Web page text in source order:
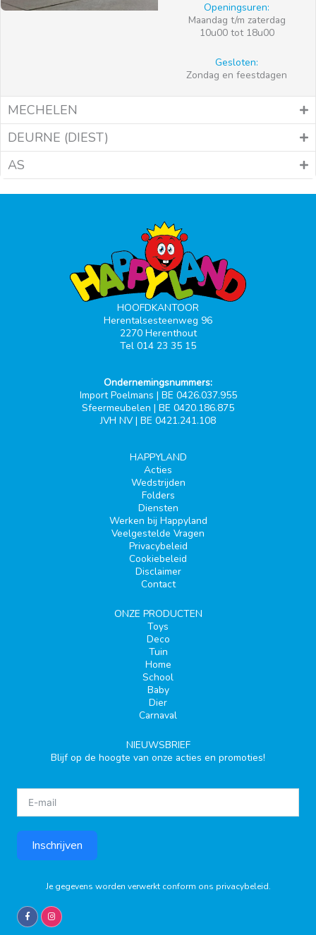
Openingsuren:
Maandag t/m zaterdag
10u00 tot 18u00
Gesloten:
Zondag en feestdagen
MECHELEN
DEURNE (DIEST)
AS
HOOFDKANTOOR
Herentalsesteenweg 96
2270 Herenthout
Tel 014 23 35 15
Ondernemingsnummers:
Import Poelmans | BE 0426.037.955
Sfeermeubelen | BE 0420.186.875
JVH NV | BE 0421.241.108
HAPPYLAND
Acties
Wedstrijden
Folders
Diensten
Werken bij Happyland
Veelgestelde Vragen
Privacybeleid
Cookiebeleid
Disclaimer
Contact
ONZE PRODUCTEN
Toys
Deco
Tuin
Home
School
Baby
Dier
Carnaval
NIEUWSBRIEF
Blijf op de hoogte van onze acties en promoties!
Inschrijven
Je gegevens worden verwerkt conform ons privacybeleid.